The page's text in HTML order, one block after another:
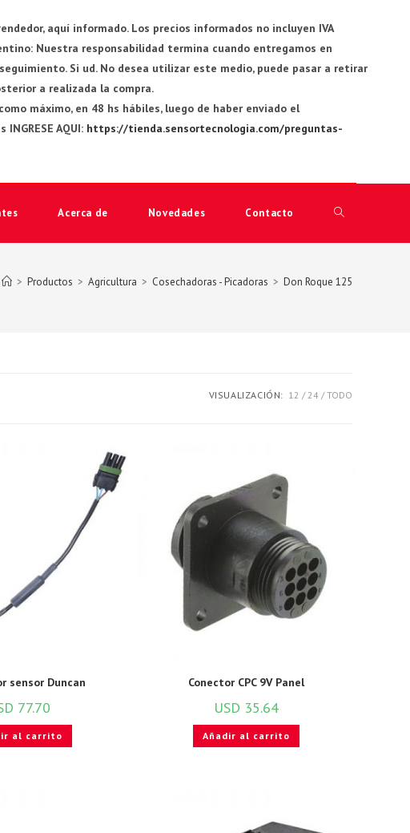
aquí informado. Los precios informados no incluyen IVA
Nuestra responsabilidad termina cuando entregamos en
Si ud. No desea utilizar este medio, puede pasar a retirar
a realizada la compra.
máximo, en 48 hs hábiles, luego de haber enviado el
AQUI: https://tienda.sensortecnologia.com/preguntas-
Acerca de Novedades Contacto Alternar
la
> Productos > Agricultura > Cosechadoras - Picadoras > Don Roque 125
VISUALIZACIÓN: 12 24 TODO
sensor Duncan
77.70
al carrito
Conector CPC 9V Panel
USD 35.64
Añadir al carrito